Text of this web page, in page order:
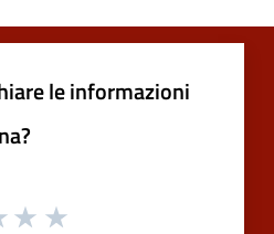
le informazioni